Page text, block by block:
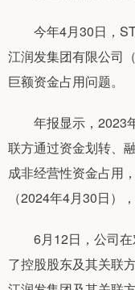
今年4月30日，ST
江润发集团有限公司
巨额资金占用问题。
年报显示，2023年
联方通过资金划转、
成非经营性资金占用
（2024年4月30日）
6月12日，公司在
了控股股东及其关联